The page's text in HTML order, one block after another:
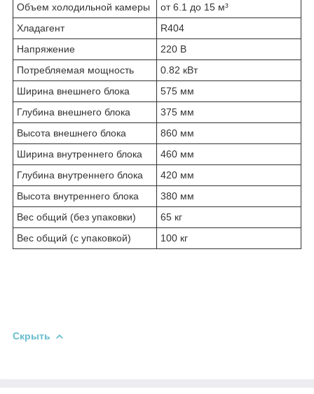
Объем холодильной камеры
от 6.1 до 15 м³
Хладагент
R404
Напряжение
220 В
Потребляемая мощность
0.82 кВт
Ширина внешнего блока
575 мм
Глубина внешнего блока
375 мм
Высота внешнего блока
860 мм
Ширина внутреннего блока
460 мм
Глубина внутреннего блока
420 мм
Высота внутреннего блока
380 мм
Вес общий (без упаковки)
65 кг
Вес общий (с упаковкой)
100 кг
Скрыть